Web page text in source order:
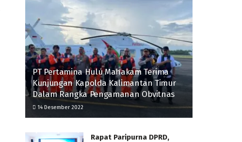
PT Pertamina Hulu Mahakam Terima
Kunjungan Kapolda Kalimantan Timur
Dalam Rangka Pengamanan Obvitnas
14 Desember 2022
Rapat Paripurna DPRD,